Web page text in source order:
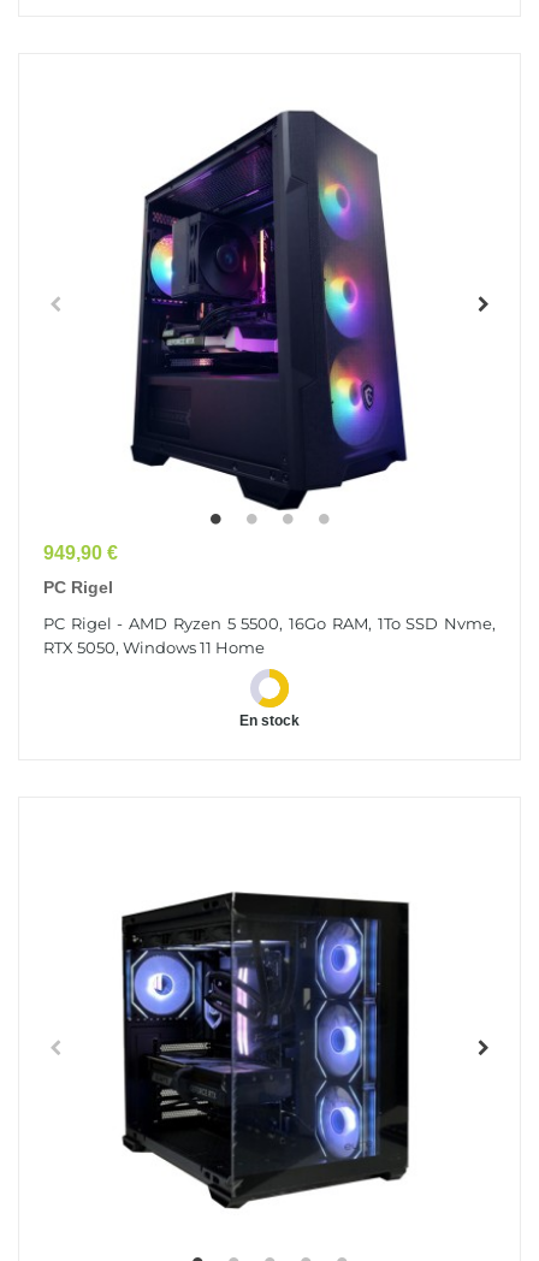
Prix
949,90 €
PC Rigel
PC Rigel - AMD Ryzen 5 5500, 16Go RAM, 1To SSD Nvme,
RTX 5050, Windows 11 Home
En stock